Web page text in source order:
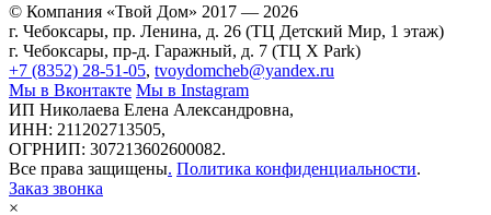
© Компания «Твой Дом» 2017 — 2026
г. Чебоксары, пр. Ленина, д. 26 (ТЦ Детский Мир, 1 этаж)
г. Чебоксары, пр-д. Гаражный, д. 7 (ТЦ X Park)
+7 (8352) 28-51-05, tvoydomcheb@yandex.ru
Мы в Вконтакте Мы в Instagram
ИП Николаева Елена Александровна,
ИНН: 211202713505,
ОГРНИП: 307213602600082.
Все права защищены. Политика конфиденциальности.
Заказ звонка
×